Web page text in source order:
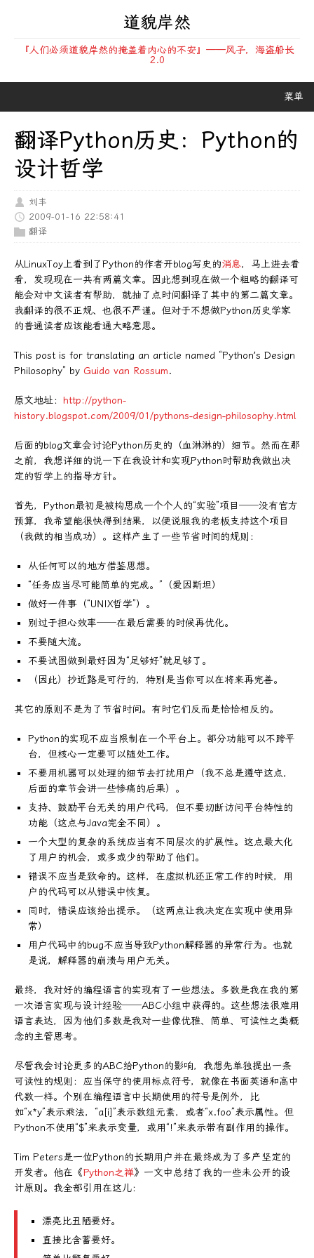
道貌岸然
『人们必须道貌岸然的掩盖着内心的不安』——风子，海盗船长
2.0
菜单
翻译Python历史：Python的
设计哲学
刘丰
2009-01-16 22:58:41
翻译
从LinuxToy上看到了Python的作者开blog写史的消息，马上进去看
看，发现现在一共有两篇文章。因此想到现在做一个粗略的翻译可
能会对中文读者有帮助，就抽了点时间翻译了其中的第二篇文章。
我翻译的很不正规、也很不严谨。但对于不想做Python历史学家
的普通读者应该能看通大略意思。
This post is for translating an article named “Python’s Design
Philosophy” by Guido van Rossum.
原文地址： http://python-
history.blogspot.com/2009/01/pythons-design-philosophy.html
后面的blog文章会讨论Python历史的（血淋淋的）细节。然而在那
之前，我想详细的说一下在我设计和实现Python时帮助我做出决
定的哲学上的指导方针。
首先，Python最初是被构思成一个个人的“实验”项目──没有官方
预算，我希望能很快得到结果，以便说服我的老板支持这个项目
（我做的相当成功）。这样产生了一些节省时间的规则：
从任何可以的地方借鉴思想。
“任务应当尽可能简单的完成。”（爱因斯坦）
做好一件事（“UNIX哲学”）。
别过于担心效率──在最后需要的时候再优化。
不要随大流。
不要试图做到最好因为“足够好”就足够了。
（因此）抄近路是可行的，特别是当你可以在将来再完善。
其它的原则不是为了节省时间。有时它们反而是恰恰相反的。
Python的实现不应当限制在一个平台上。部分功能可以不跨平
台，但核心一定要可以随处工作。
不要用机器可以处理的细节去打扰用户（我不总是遵守这点，
后面的章节会讲一些惨痛的后果）。
支持、鼓励平台无关的用户代码，但不要切断访问平台特性的
功能（这点与Java完全不同）。
一个大型的复杂的系统应当有不同层次的扩展性。这点最大化
了用户的机会，或多或少的帮助了他们。
错误不应当是致命的。这样，在虚拟机还正常工作的时候，用
户的代码可以从错误中恢复。
同时，错误应该给出提示。（这两点让我决定在实现中使用异
常）
用户代码中的bug不应当导致Python解释器的异常行为。也就
是说，解释器的崩溃与用户无关。
最终，我对好的编程语言的实现有了一些想法。多数是我在我的第
一次语言实现与设计经验──ABC小组中获得的。这些想法很难用
语言表达，因为他们多数是我对一些像优雅、简单、可读性之类概
念的主管思考。
尽管我会讨论更多的ABC给Python的影响，我想先单独提出一条
可读性的规则：应当保守的使用标点符号，就像在书面英语和高中
代数一样。个别在编程语言中长期使用的符号是例外，比
如“x*y”表示乘法，“a[i]”表示数组元素，或者“x.foo”表示属性。但
Python不使用“$”来表示变量，或用“!”来表示带有副作用的操作。
Tim Peters是一位Python的长期用户并在最终成为了多产坚定的
开发者。他在《Python之禅》一文中总结了我的一些未公开的设
计原则。我全部引用在这儿：
漂亮比丑陋要好。
直接比含蓄要好。